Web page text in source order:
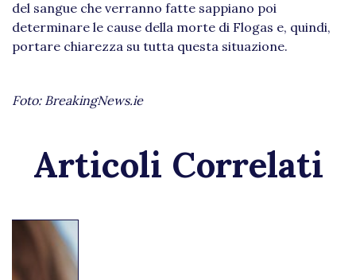
del sangue che verranno fatte sappiano poi
determinare le cause della morte di Flogas e, quindi,
portare chiarezza su tutta questa situazione.
Foto: BreakingNews.ie
Articoli Correlati